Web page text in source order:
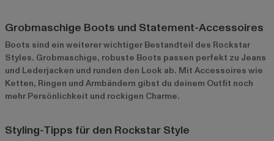
Grobmaschige Boots und Statement-Accessoires
Boots sind ein weiterer wichtiger Bestandteil des Rockstar
Styles. Grobmaschige, robuste Boots passen perfekt zu Jeans
und Lederjacken und runden den Look ab. Mit Accessoires wie
Ketten, Ringen und Armbändern gibst du deinem Outfit noch
mehr Persönlichkeit und rockigen Charme.
Styling-Tipps für den Rockstar Style